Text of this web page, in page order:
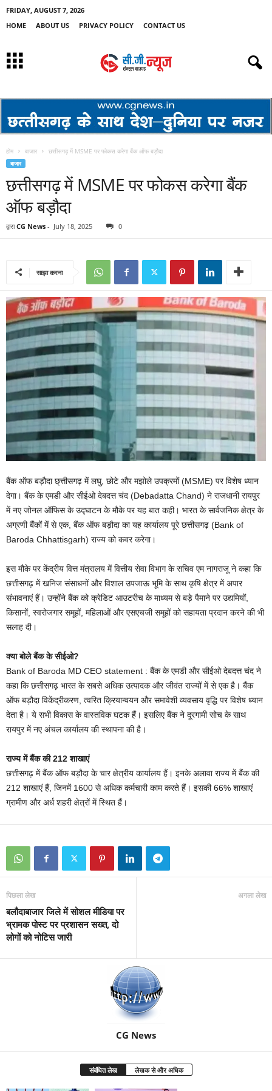
FRIDAY, AUGUST 7, 2026
HOME
ABOUT US PRIVACY POLICY CONTACT US
होम बाजार छत्तीसगढ़ में MSME पर फोकस करेगा बैंक ऑफ बड़ौदा
बाजार
छत्तीसगढ़ में MSME पर फोकस करेगा बैंक
ऑफ बड़ौदा
द्वारा CG News - July 18, 2025 0
साझा करना
बैंक ऑफ बड़ौदा छ्त्तीसगढ़ में लघु, छोटे और मझोले उपक्रमों (MSME) पर विशेष ध्यान
देगा। बैंक के एमडी और सीईओ देबदत्त चंद (Debadatta Chand) ने राजधानी रायपुर
में नए जोनल ऑफिस के उद्घाटन के मौके पर यह बात कही। भारत के सार्वजनिक क्षेत्र के
अग्रणी बैंकों में से एक, बैंक ऑफ बड़ौदा का यह कार्यालय पूरे छत्तीसगढ़ (Bank of
Baroda Chhattisgarh) राज्य को कवर करेगा।
इस मौके पर केंद्रीय वित्त मंत्रालय में वित्तीय सेवा विभाग के सचिव एम नागराजू ने कहा कि
छत्तीसगढ़ में खनिज संसाधनों और विशाल उपजाऊ भूमि के साथ कृषि क्षेत्र में अपार
संभावनाएं हैं। उन्होंने बैंक को क्रेडिट आउटरीच के माध्यम से बड़े पैमाने पर उद्यमियों,
किसानों, स्वरोजगार समूहों, महिलाओं और एसएचजी समूहों को सहायता प्रदान करने की भी
सलाह दी।
क्या बोले बैंक के सीईओ?
Bank of Baroda MD CEO statement : बैंक के एमडी और सीईओ देबदत्त चंद ने
कहा कि छत्तीसगढ़ भारत के सबसे अधिक उत्पादक और जीवंत राज्यों में से एक है। बैंक
ऑफ बड़ौदा विकेंद्रीकरण, त्वरित क्रियान्वयन और समावेशी व्यवसाय वृद्धि पर विशेष ध्यान
देता है। ये सभी विकास के वास्तविक घटक हैं। इसलिए बैंक ने दूरगामी सोच के साथ
रायपुर में नए अंचल कार्यालय की स्थापना की है।
राज्य में बैंक की 212 शाखाएं
छत्तीसगढ़ में बैंक ऑफ बड़ौदा के चार क्षेत्रीय कार्यालय हैं। इनके अलावा राज्य में बैंक की
212 शाखाएं हैं, जिनमें 1600 से अधिक कर्मचारी काम करते हैं। इसकी 66% शाखाएं
ग्रामीण और अर्ध शहरी क्षेत्रों में स्थित हैं।
पिछला लेख
बलौदाबाजार जिले में सोशल मीडिया पर
भ्रामक पोस्ट पर प्रशासन सख्त, दो
लोगों को नोटिस जारी
अगला लेख
CG News
संबंधित लेख लेखक से और अधिक